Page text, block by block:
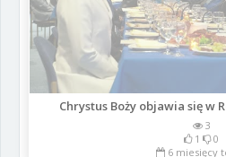
Chrystus Boży objawia się w
3
1
0
6 miesięcy